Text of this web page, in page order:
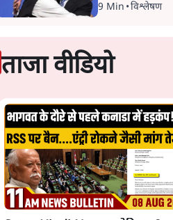
9
पीएम मोदी लाल किले से
बताएं पैलेट गन चलाने का
आदेश किसका था, जंतर
मंतर हमाराः CJP
9 Min •विश्लेषण
ताजा वीडियो